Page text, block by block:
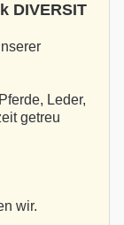
DIVERSIT
Leder,
getreu
wir.